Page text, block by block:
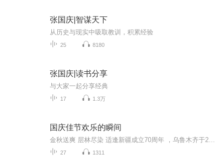
张国庆|智谋天下
从历史与现实中吸取教训，积累经验
25 8180
张国庆|读书分享
与大家一起分享经典
17 1.3万
国庆佳节欢乐的瞬间
27 1311